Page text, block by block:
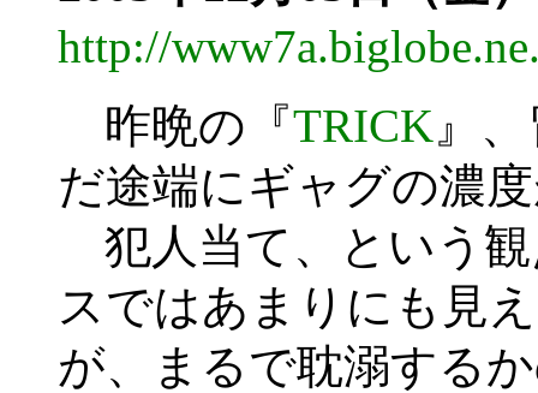
http://
昨晩の『TRICK 』
だ途端にギャグの濃
犯人当て、という
スではあまりにも見
が、まるで耽溺する